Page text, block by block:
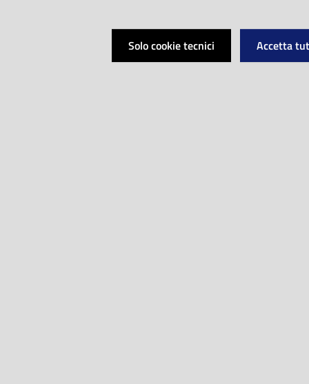
si celebrerà il
della nascita di
Solo cookie tecnici Accetta